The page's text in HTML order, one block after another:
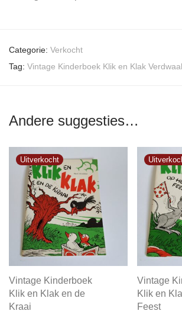
Categorie: Verkocht
Tag: Vintage Kinderboek Klik en Klak
Andere suggesties…
Vintage Kinderboek
Klik en Klak en de
Kraai
Vintage
Klik en
Feest